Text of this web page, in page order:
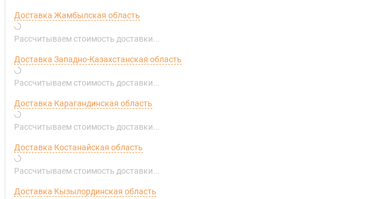
Доставка Жамбылская область
Рассчитываем стоимость доставки...
Доставка Западно-Казахстанская область
Рассчитываем стоимость доставки...
Доставка Карагандинская область
Рассчитываем стоимость доставки...
Доставка Костанайская область
Рассчитываем стоимость доставки...
Доставка Кызылординская область